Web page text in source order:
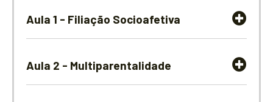
Aula 1 - Filiação Socioafetiva
Aula 2 - Multiparentalidade